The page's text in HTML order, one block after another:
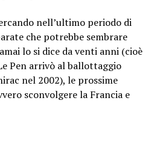
nell’ultimo periodo di
che potrebbe sembrare
lo si dice da venti anni (cioè
Pen arrivò al ballottaggio
nel 2002), le prossime
sconvolgere la Francia e